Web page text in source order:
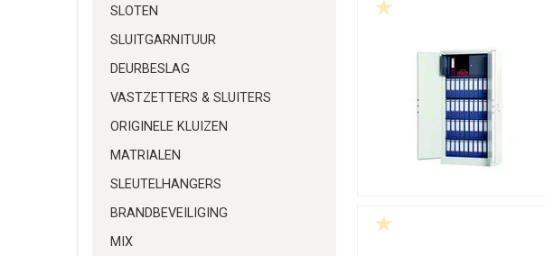
SLOTEN
SLUITGARNITUUR
DEURBESLAG
VASTZETTERS & SLUITERS
ORIGINELE KLUIZEN
MATRIALEN
SLEUTELHANGERS
BRANDBEVEILIGING
MIX